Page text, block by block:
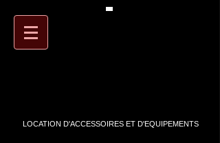
LOCATION D'ACCESSOIRES ET D'EQUIPEMENTS